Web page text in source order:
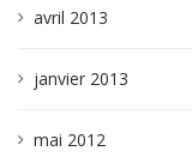
avril 2013
janvier 2013
mai 2012